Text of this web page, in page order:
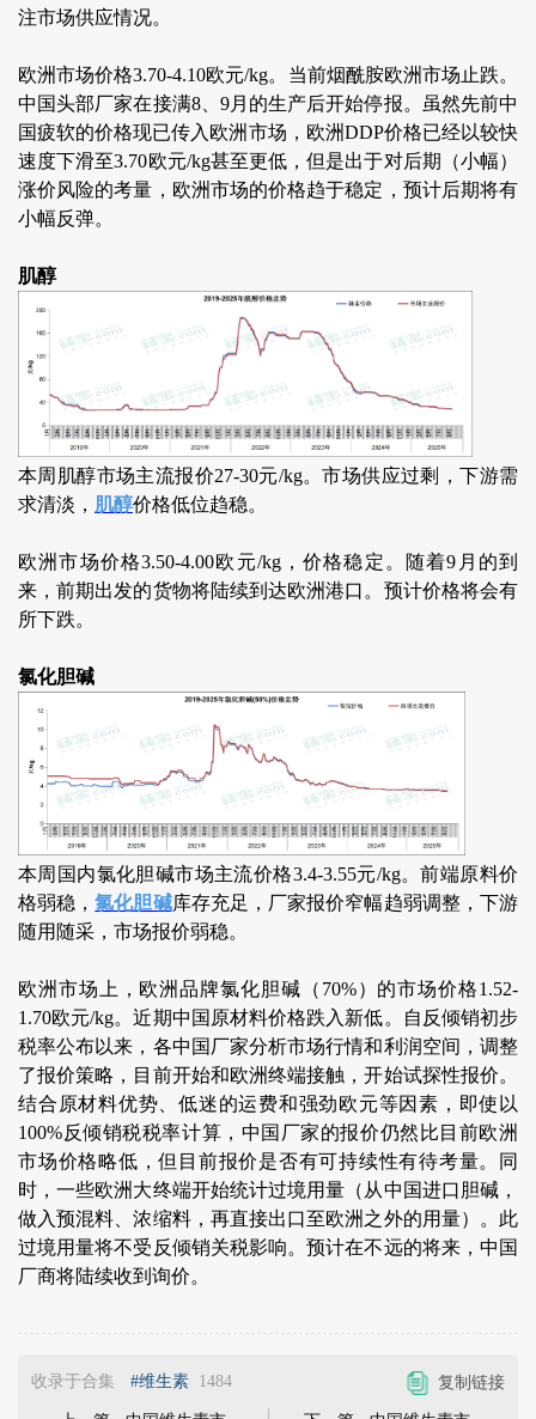
注市场供应情况。
欧洲市场价格3.70-4.10欧元/kg。当前烟酰胺欧洲市场止跌。
中国头部厂家在接满8、9月的生产后开始停报。虽然先前中
国疲软的价格现已传入欧洲市场，欧洲DDP价格已经以较快
速度下滑至3.70欧元/kg甚至更低，但是出于对后期（小幅）
涨价风险的考量，欧洲市场的价格趋于稳定，预计后期将有
小幅反弹。
肌醇
本周肌醇市场主流报价27-30元/kg。市场供应过剩，下游需
求清淡， 肌醇价格低位趋稳。
欧洲市场价格3.50-4.00欧元/kg，价格稳定。随着9月的到
来，前期出发的货物将陆续到达欧洲港口。预计价格将会有
所下跌。
氯化胆碱
本周国内氯化胆碱市场主流价格3.4-3.55元/kg。前端原料价
格弱稳，氯化胆碱库存充足，厂家报价窄幅趋弱调整，下游
随用随采，市场报价弱稳。
欧洲市场上，欧洲品牌氯化胆碱（70%）的市场价格1.52-
1.70欧元/kg。近期中国原材料价格跌入新低。自反倾销初步
税率公布以来，各中国厂家分析市场行情和利润空间，调整
了报价策略，目前开始和欧洲终端接触，开始试探性报价。
结合原材料优势、低迷的运费和强劲欧元等因素，即使以
100%反倾销税税率计算，中国厂家的报价仍然比目前欧洲
市场价格略低，但目前报价是否有可持续性有待考量。同
时，一些欧洲大终端开始统计过境用量（从中国进口胆碱，
做入预混料、浓缩料，再直接出口至欧洲之外的用量）。此
过境用量将不受反倾销关税影响。预计在不远的将来，中国
厂商将陆续收到询价。
收录于合集 #维生素 1484 复制链接